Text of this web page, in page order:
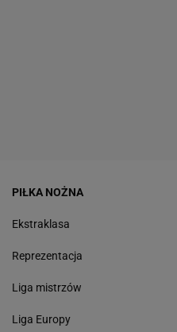
PIŁKA NOŻNA
Ekstraklasa
Reprezentacja
Liga mistrzów
Liga Europy